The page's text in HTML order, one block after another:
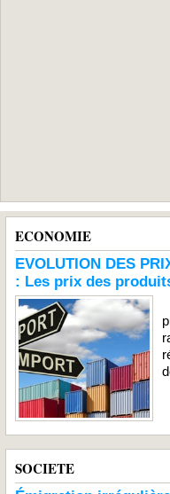
ECONOMIE
EVOLUTION DES
: Les prix des
SOCIETE